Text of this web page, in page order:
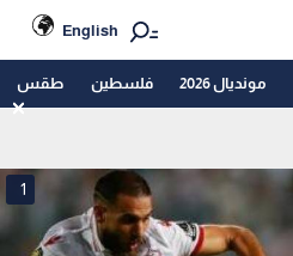
English
مونديال 2026 فلسطين طقس
1